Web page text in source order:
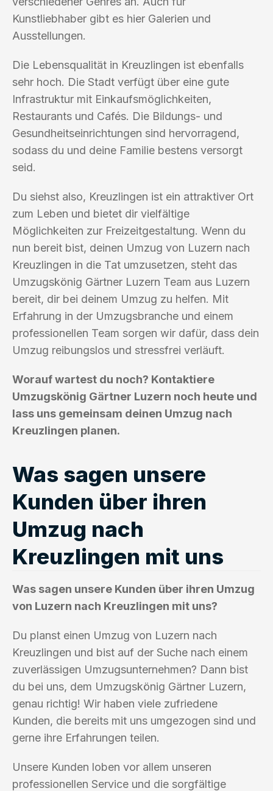
Kunstliebhaber gibt es hier Galerien und
Ausstellungen.
Die Lebensqualität in Kreuzlingen ist ebenfalls
sehr hoch. Die Stadt verfügt über eine gute
Infrastruktur mit Einkaufsmöglichkeiten,
Restaurants und Cafés. Die Bildungs- und
Gesundheitseinrichtungen sind hervorragend,
sodass du und deine Familie bestens versorgt
seid.
Du siehst also, Kreuzlingen ist ein attraktiver Ort
zum Leben und bietet dir vielfältige
Möglichkeiten zur Freizeitgestaltung. Wenn du
nun bereit bist, deinen Umzug von Luzern nach
Kreuzlingen in die Tat umzusetzen, steht das
Umzugskönig Gärtner Luzern Team aus Luzern
bereit, dir bei deinem Umzug zu helfen. Mit
Erfahrung in der Umzugsbranche und einem
professionellen Team sorgen wir dafür, dass dein
Umzug reibungslos und stressfrei verläuft.
Worauf wartest du noch? Kontaktiere
Umzugskönig Gärtner Luzern noch heute und
lass uns gemeinsam deinen Umzug nach
Kreuzlingen planen.
Was sagen unsere
Kunden über ihren
Umzug nach
Kreuzlingen mit uns
Was sagen unsere Kunden über ihren Umzug
von Luzern nach Kreuzlingen mit uns?
Du planst einen Umzug von Luzern nach
Kreuzlingen und bist auf der Suche nach einem
zuverlässigen Umzugsunternehmen? Dann bist
du bei uns, dem Umzugskönig Gärtner Luzern,
genau richtig! Wir haben viele zufriedene
Kunden, die bereits mit uns umgezogen sind und
gerne ihre Erfahrungen teilen.
Unsere Kunden loben vor allem unseren
professionellen Service und die sorgfältige